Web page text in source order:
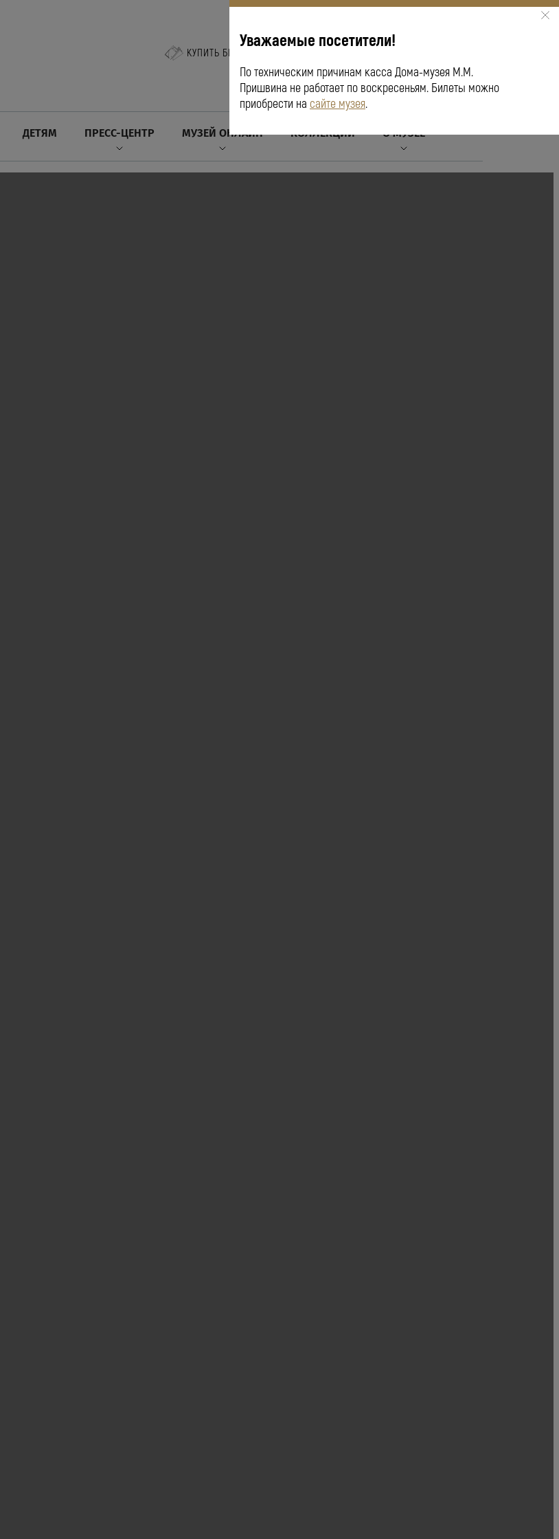
КУПИТЬ БИЛЕТ
ДЕТЯМ ПРЕСС-ЦЕНТР МУЗЕЙ ОНЛАЙН КОЛЛЕКЦИИ О МУЗЕЕ
Уважаемые посетители!
По техническим причинам касса Дома-музея М.М.
Пришвина не работает по воскресеньям. Билеты можно
приобрести на сайте музея.